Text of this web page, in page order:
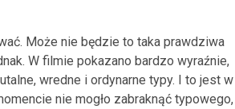
Może nie będzie to taka prawdziwa
W filmie pokazano bardzo wyraźnie,
wredne i ordynarne typy. I to jest w
nie mogło zabraknąć typowego,